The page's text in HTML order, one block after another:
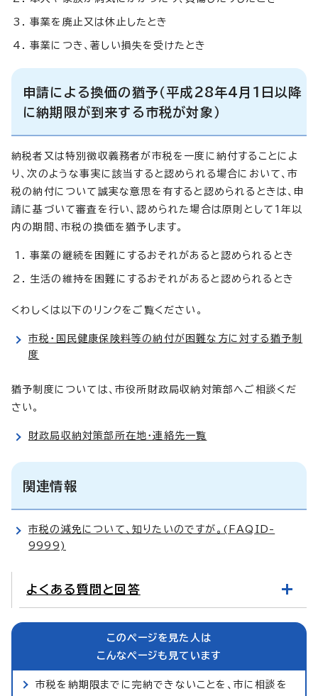
事業を廃止又は休止したとき
事業につき、著しい損失を受けたとき
申請による換価の猶予（平成28年4月1日以降
に納期限が到来する市税が対象）
納税者又は特別徴収義務者が市税を一度に納付することによ
り、次のような事実に該当すると認められる場合において、市
税の納付について誠実な意思を有すると認められるときは、申
請に基づいて審査を行い、認められた場合は原則として1年以
内の期間、市税の換価を猶予します。
事業の継続を困難にするおそれがあると認められるとき
生活の維持を困難にするおそれがあると認められるとき
くわしくは以下のリンクをご覧ください。
市税・国民健康保険料等の納付が困難な方に対する猶予制
度
猶予制度については、市役所財政局収納対策部へご相談くだ
さい。
財政局収納対策部所在地・連絡先一覧
関連情報
市税の減免について、知りたいのですが。(FAQID-
9999)
よくある質問と回答
このページを見た人は
こんなページも見ています
市税を納期限までに完納できないことを、市に相談を